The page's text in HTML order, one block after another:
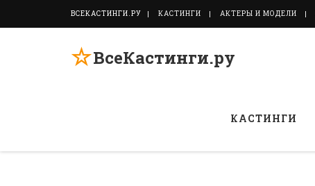
ВСЕКАСТИНГИ.РУ КАСТИНГИ АКТЕРЫ И МОДЕЛИ
☆ВсеКастинги.ру
КАСТИНГИ